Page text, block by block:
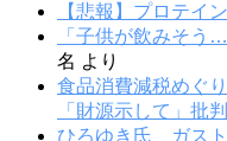
【悲報】プロテイ
「子供が飲みそう
名 より
食品消費減税めぐ
「財源示して」批
ひろゆき氏 ガスト